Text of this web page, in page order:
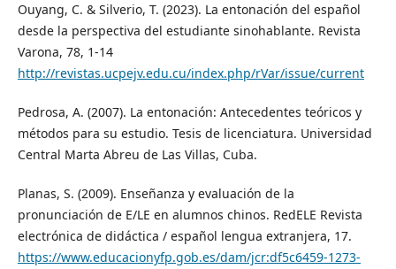
Ouyang, C. & Silverio, T. (2023). La entonación del español
desde la perspectiva del estudiante sinohablante. Revista
Varona, 78, 1-14
http://revistas.ucpejv.edu.cu/index.php/rVar/issue/current
Pedrosa, A. (2007). La entonación: Antecedentes teóricos y
métodos para su estudio. Tesis de licenciatura. Universidad
Central Marta Abreu de Las Villas, Cuba.
Planas, S. (2009). Enseñanza y evaluación de la
pronunciación de E/LE en alumnos chinos. RedELE Revista
electrónica de didáctica / español lengua extranjera, 17.
https://www.educacionyfp.gob.es/dam/jcr:df5c6459-1273-